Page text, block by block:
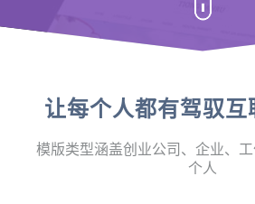
让每个人都有驾驭互
模版类型涵盖创业公司、企业、
个人